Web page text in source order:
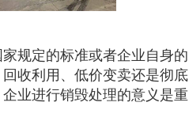
规定的标准或者企业自身的
收利用、低价变卖还是彻底
业进行销毁处理的意义是重